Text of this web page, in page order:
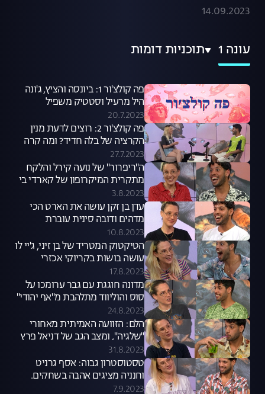
14.09.2023
עונה 1 תוכניות דומות
פה קולצ'ור 1: ביונסה והציץ, ג'ונה
היל מרעיל וסטטיק משפיל
20.7.2023
פה קולצ'ור 2: רוצים לדעת מנין
הקרציה של בלה חדיד? ומה קרה
לשיניים של בריטני?
27.7.2023
ה"ריפרור" של נועה קירל והלקח
מתקרית המיקרופון של קארדי בי
3.8.2023
עדן בן זקן עושה את הארט הכי
מדהים ודובה סינית עוברת
שיימינג
10.8.2023
הטיקטוק המטריד של בן זיני, ג'יי לו
עושה בושות בקריוקי אכזרי
17.8.2023
מדונה חוגגת עם גבר ערומכו על
סוס והוליווד מתלהבת מ"אף יהודי"
24.8.2023
הלם: הזוועה האמיתית מאחורי
"שלגיה", ומצב הגב של דניאל פרץ
31.8.2023
טסטוסטרון גבוה: אסף גרניט
וחנניה מציגים אהבה בשחקים.
יאמי
7.9.2023